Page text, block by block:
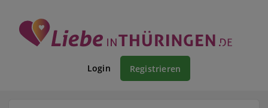
Login Registrieren